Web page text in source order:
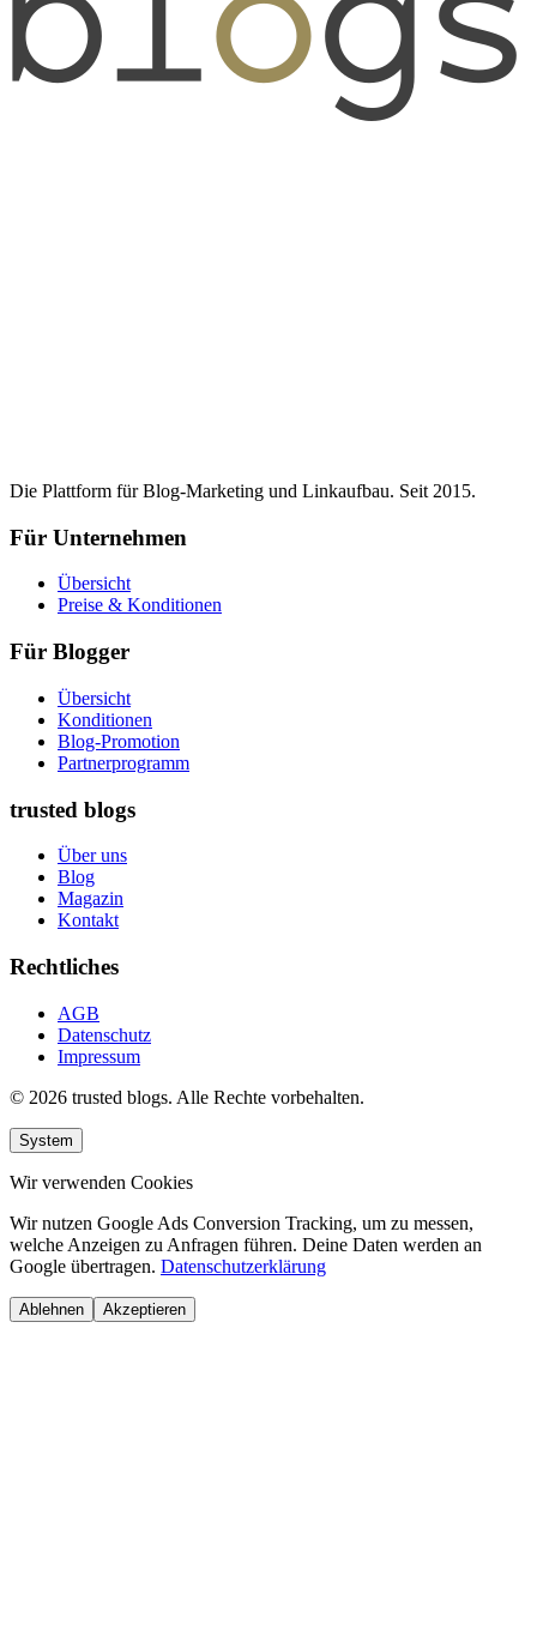
Die Plattform für Blog-Marketing und Linkaufbau. Seit 2015.
Für Unternehmen
Übersicht
Preise & Konditionen
Für Blogger
Übersicht
Konditionen
Blog-Promotion
Partnerprogramm
trusted blogs
Über uns
Blog
Magazin
Kontakt
Rechtliches
AGB
Datenschutz
Impressum
© 2026 trusted blogs. Alle Rechte vorbehalten.
System
Wir verwenden Cookies
Wir nutzen Google Ads Conversion Tracking, um zu messen,
welche Anzeigen zu Anfragen führen. Deine Daten werden an
Google übertragen. Datenschutzerklärung
Ablehnen Akzeptieren